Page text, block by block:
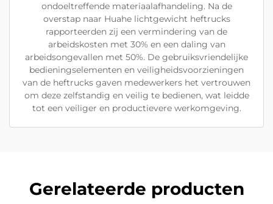
ondoeltreffende materiaalafhandeling. Na de
overstap naar Huahe lichtgewicht heftrucks
rapporteerden zij een vermindering van de
arbeidskosten met 30% en een daling van
arbeidsongevallen met 50%. De gebruiksvriendelijke
bedieningselementen en veiligheidsvoorzieningen
van de heftrucks gaven medewerkers het vertrouwen
om deze zelfstandig en veilig te bedienen, wat leidde
tot een veiliger en productievere werkomgeving.
Gerelateerde producten